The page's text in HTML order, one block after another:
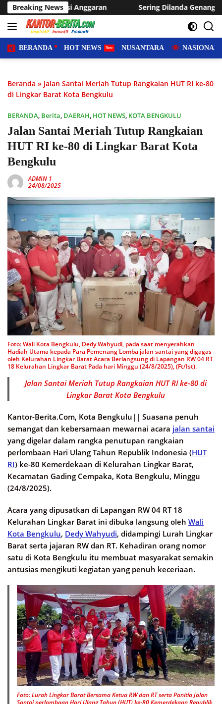
Langsung
ke
konten
Breaking NewsSering Dilanda Genangan, Desa Sukaraja Usulkan
BERANDA HOT NEWS NUSANTARA NASIONAL
Beranda » Jalan Santai Meriah Tutup Rangkaian HUT RI ke-80
di Lingkar Barat Kota Bengkulu
BERANDA, Berita, DAERAH, HOT NEWS, KOTA BENGKULU
Jalan Santai Meriah Tutup Rangkaian
HUT RI ke-80 di Lingkar Barat Kota
Bengkulu
ADMIN 1
24/08/2025
Foto: Wali Kota Bengkulu, Dedy Wahyudi, pada saat menyerahkan
Hadiah Utama kepada Para Pemenang Lomba jalan santai yang digagas
oleh Kelurahan Lingkar Barat Acara Berlangsung di Lapangan RW 04 RT
18 Kelurahan Lingkar Barat Pada hari Minggu (24/8/2025), (Ft/Ist).
Jalan Santai Meriah Tutup Rangkaian HUT RI ke-80 di
Lingkar Barat Kota Bengkulu
Kantor-Berita.Com, Kota Bengkulu|| Suasana penuh
semangat dan kebersamaan mewarnai acara jalan santai
yang digelar dalam rangka penutupan rangkaian
perlombaan Hari Ulang Tahun Republik Indonesia (HUT
RI) ke-80 Kemerdekaan di Kelurahan Lingkar Barat,
Kecamatan Gading Cempaka, Kota Bengkulu, Minggu
(24/8/2025).
Acara yang dipusatkan di Lapangan RW 04 RT 18
Kelurahan Lingkar Barat ini dibuka langsung oleh Wali
Kota Bengkulu, Dedy Wahyudi, didampingi Lurah Lingkar
Barat serta jajaran RW dan RT. Kehadiran orang nomor
satu di Kota Bengkulu itu membuat masyarakat semakin
antusias mengikuti kegiatan yang penuh keceriaan.
Foto: Lurah Lingkar Barat Bersama Ketua RW dan RT serta Panitia Jalan
Santai perlombaan Hari Ulang Tahun (HUT) ke-80 Kemerdekaan Republik